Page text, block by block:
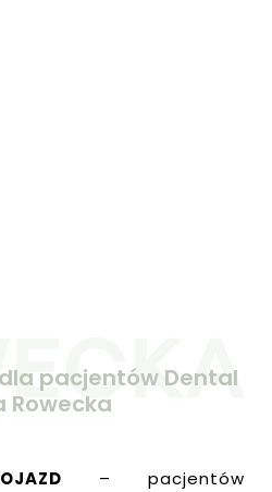
pacjentów Dental
Rowecka
– pacjentów